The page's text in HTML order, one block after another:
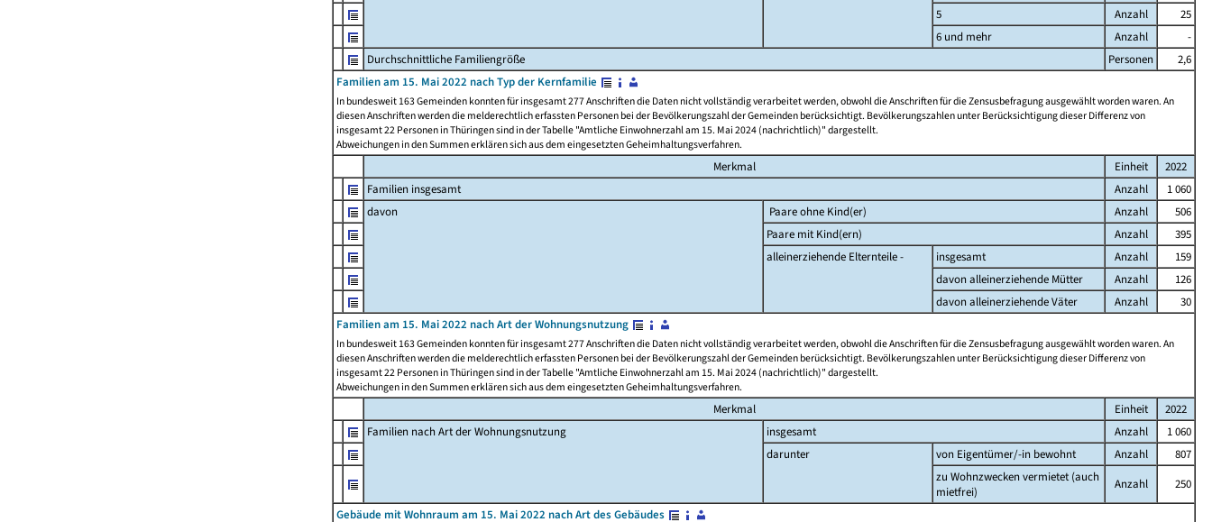
5
Anzahl
25
6 und mehr
Anzahl
-
Durchschnittliche Familiengröße
Personen
2,6
Familien am 15. Mai 2022 nach Typ der Kernfamilie
In bundesweit 163 Gemeinden konnten für insgesamt 277 Anschriften die Daten nicht vollständig verarbeitet werden, obwohl die Anschriften für die Zensusbefragung ausgewählt worden waren. An
diesen Anschriften werden die melderechtlich erfassten Personen bei der Bevölkerungszahl der Gemeinden berücksichtigt. Bevölkerungszahlen unter Berücksichtigung dieser Differenz von
insgesamt 22 Personen in Thüringen sind in der Tabelle "Amtliche Einwohnerzahl am 15. Mai 2024 (nachrichtlich)" dargestellt.
Abweichungen in den Summen erklären sich aus dem eingesetzten Geheimhaltungsverfahren.
Merkmal Einheit
2022
Familien insgesamt
Anzahl
1 060
davon
Paare ohne Kind(er) Anzahl
506
Paare mit Kind(ern)
Anzahl
395
alleinerziehende Elternteile -
insgesamt Anzahl
159
davon alleinerziehende Mütter
Anzahl
126
davon alleinerziehende Väter
Anzahl
30
Familien am 15. Mai 2022 nach Art der Wohnungsnutzung
In bundesweit 163 Gemeinden konnten für insgesamt 277 Anschriften die Daten nicht vollständig verarbeitet werden, obwohl die Anschriften für die Zensusbefragung ausgewählt worden waren. An
diesen Anschriften werden die melderechtlich erfassten Personen bei der Bevölkerungszahl der Gemeinden berücksichtigt. Bevölkerungszahlen unter Berücksichtigung dieser Differenz von
insgesamt 22 Personen in Thüringen sind in der Tabelle "Amtliche Einwohnerzahl am 15. Mai 2024 (nachrichtlich)" dargestellt.
Abweichungen in den Summen erklären sich aus dem eingesetzten Geheimhaltungsverfahren.
Merkmal Einheit
2022
Familien nach Art der Wohnungsnutzung
insgesamt Anzahl
1 060
darunter
von Eigentümer/-in bewohnt Anzahl
807
zu Wohnzwecken vermietet (auch
mietfrei)
Anzahl
250
Gebäude mit Wohnraum am 15. Mai 2022 nach Art des Gebäudes